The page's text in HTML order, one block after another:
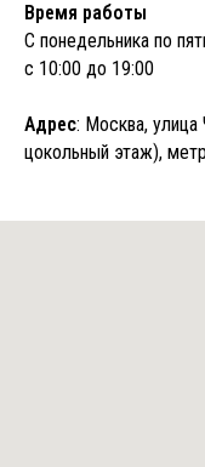
Время работы
С понедельника по
с 10:00 до 19:00
Адрес: Москва,
цокольный этаж),